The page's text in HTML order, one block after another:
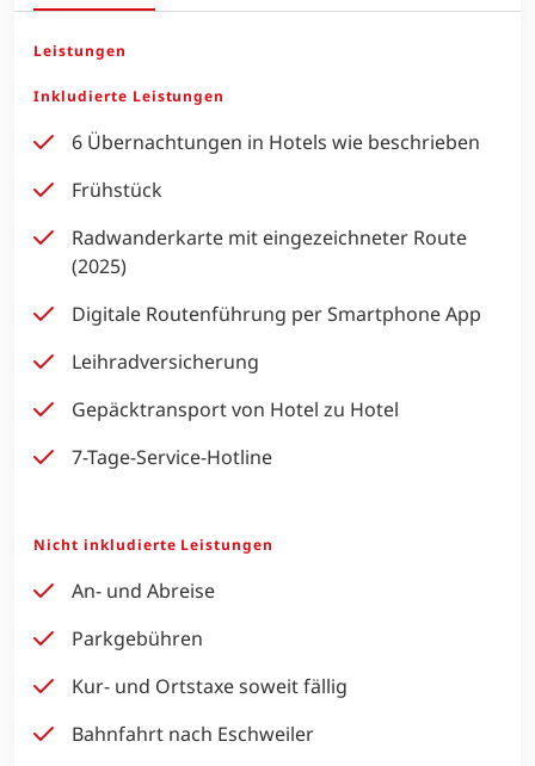
Leistungen
Inkludierte Leistungen
6 Übernachtungen in Hotels wie beschrieben
Frühstück
Radwanderkarte mit eingezeichneter Route
(2025)
Digitale Routenführung per Smartphone App
Leihradversicherung
Gepäcktransport von Hotel zu Hotel
7-Tage-Service-Hotline
Nicht inkludierte Leistungen
An- und Abreise
Parkgebühren
Kur- und Ortstaxe soweit fällig
Bahnfahrt nach Eschweiler